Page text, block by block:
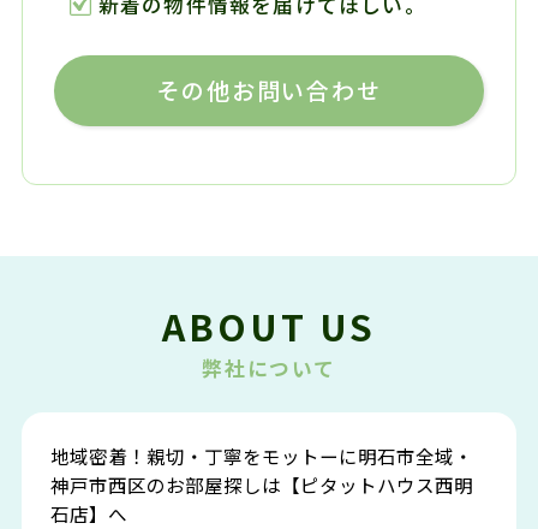
その他お問い合わせ
ABOUT US
弊社について
地域密着！親切・丁寧をモットーに明石市全域・
神戸市西区のお部屋探しは【ピタットハウス西明
石店】へ